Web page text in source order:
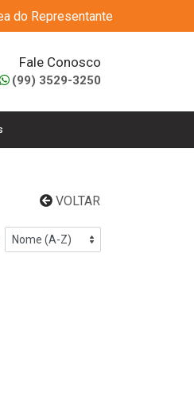
do Representante
Fale Conosco
(99) 3529-3250
VOLTAR